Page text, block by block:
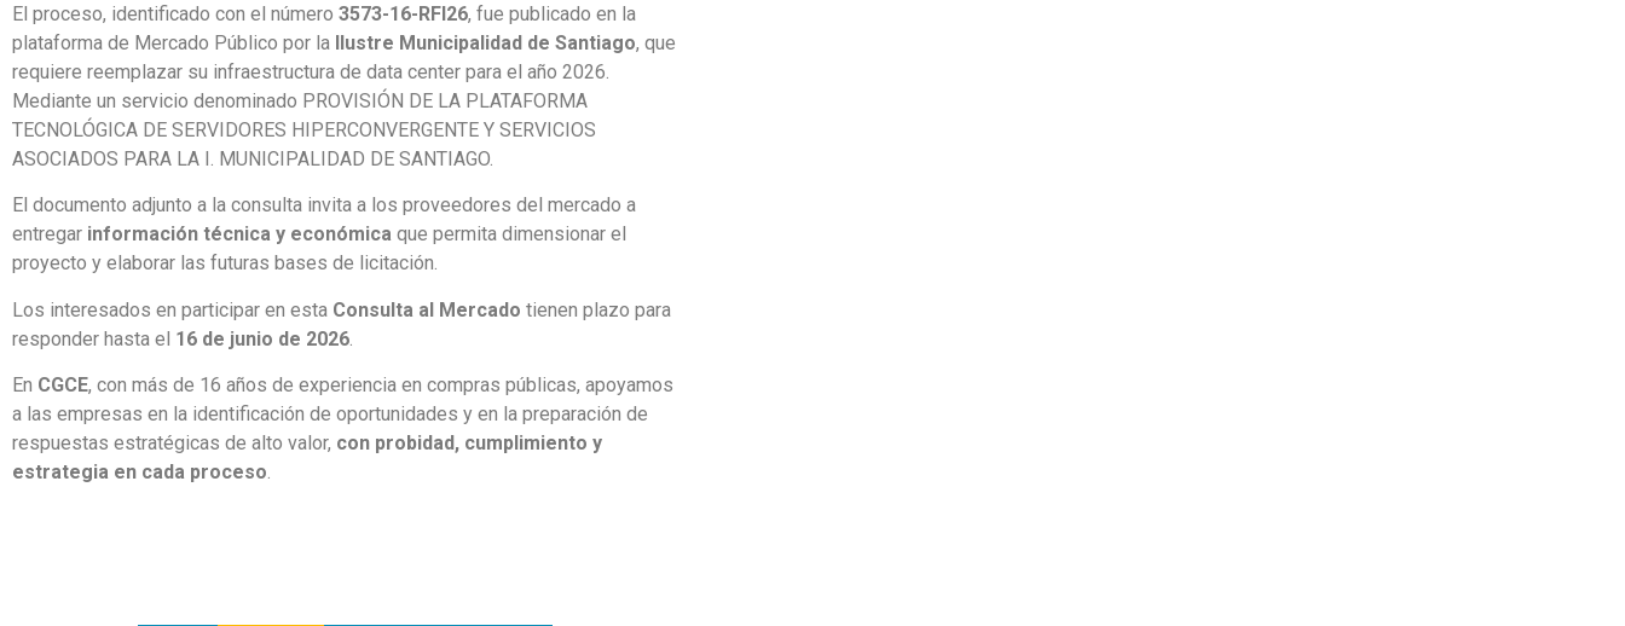
El proceso, identificado con el número 3573-16-RFI26, fue publicado en la
plataforma de Mercado Público por la Ilustre Municipalidad de Santiago, que
requiere reemplazar su infraestructura de data center para el año 2026.
Mediante un servicio denominado PROVISIÓN DE LA PLATAFORMA
TECNOLÓGICA DE SERVIDORES HIPERCONVERGENTE Y SERVICIOS
ASOCIADOS PARA LA I. MUNICIPALIDAD DE SANTIAGO.
El documento adjunto a la consulta invita a los proveedores del mercado a
entregar información técnica y económica que permita dimensionar el
proyecto y elaborar las futuras bases de licitación.
Los interesados en participar en esta Consulta al Mercado tienen plazo para
responder hasta el 16 de junio de 2026
En CGCE, con más de 16 años de experiencia en compras públicas, apoyamos
a las empresas en la identificación de oportunidades y en la preparación de
respuestas estratégicas de alto valor, con probidad, cumplimiento y
estrategia en cada proceso.